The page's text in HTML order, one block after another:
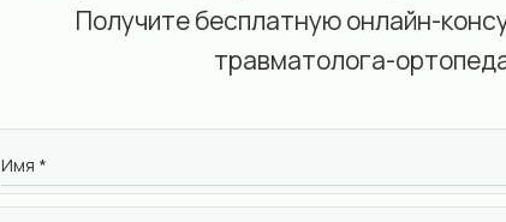
Получите бесплатную онлайн-
травматолога-
Имя *